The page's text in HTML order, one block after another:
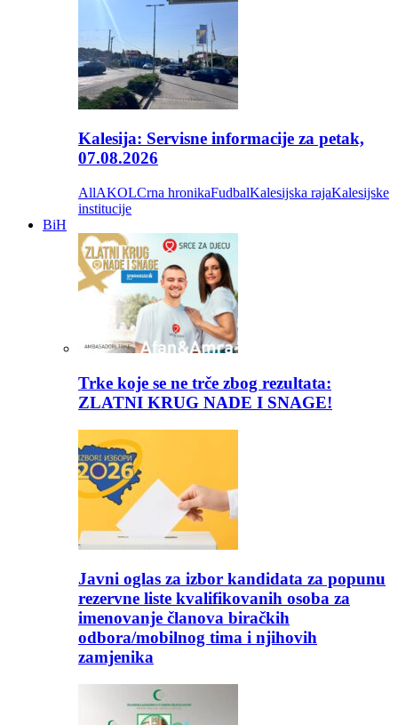
Kalesija: Servisne informacije za petak,
07.08.2026
AllAKOLCrna hronikaFudbalKalesijska rajaKalesijske
institucije
BiH
Trke koje se ne trče zbog rezultata:
ZLATNI KRUG NADE I SNAGE!
Javni oglas za izbor kandidata za popunu
rezervne liste kvalifikovanih osoba za
imenovanje članova biračkih
odbora/mobilnog tima i njihovih
zamjenika